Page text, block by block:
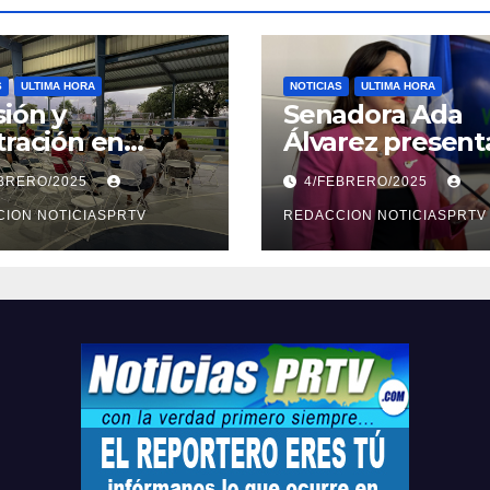
ULTIMA HORA
y
en
sobre
en
2025
NOTICIASPRTV
NOTICIAS ULTIMA HORA
Senadora Ada
Álvarez
medidas ante la
violencia en el
noviazgo
4/FEBRERO/2025
REDACCION NOTICIASPRTV